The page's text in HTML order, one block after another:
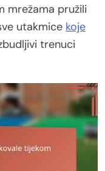
mrežama pružili
utakmice koje
trenuci